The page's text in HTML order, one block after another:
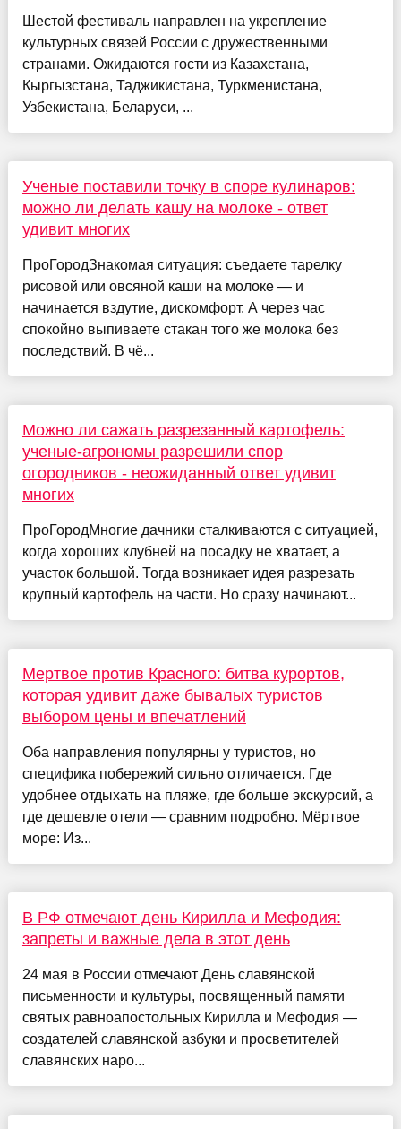
Шестой фестиваль направлен на укрепление
культурных связей России с дружественными
странами. Ожидаются гости из Казахстана,
Кыргызстана, Таджикистана, Туркменистана,
Узбекистана, Беларуси, ...
Ученые поставили точку в споре кулинаров:
можно ли делать кашу на молоке - ответ
удивит многих
ПроГородЗнакомая ситуация: съедаете тарелку
рисовой или овсяной каши на молоке — и
начинается вздутие, дискомфорт. А через час
спокойно выпиваете стакан того же молока без
последствий. В чё...
Можно ли сажать разрезанный картофель:
ученые-агрономы разрешили спор
огородников - неожиданный ответ удивит
многих
ПроГородМногие дачники сталкиваются с ситуацией,
когда хороших клубней на посадку не хватает, а
участок большой. Тогда возникает идея разрезать
крупный картофель на части. Но сразу начинают...
Мертвое против Красного: битва курортов,
которая удивит даже бывалых туристов
выбором цены и впечатлений
Оба направления популярны у туристов, но
специфика побережий сильно отличается. Где
удобнее отдыхать на пляже, где больше экскурсий, а
где дешевле отели — сравним подробно. Мёртвое
море: Из...
В РФ отмечают день Кирилла и Мефодия:
запреты и важные дела в этот день
24 мая в России отмечают День славянской
письменности и культуры, посвященный памяти
святых равноапостольных Кирилла и Мефодия —
создателей славянской азбуки и просветителей
славянских наро...